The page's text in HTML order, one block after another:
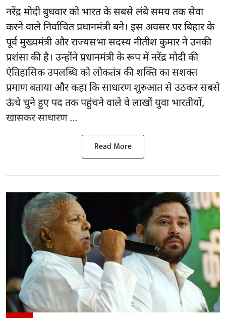
नरेंद्र मोदी बुधवार को भारत के सबसे लंबे समय तक सेवा
करने वाले निर्वाचित प्रधानमंत्री बने। इस अवसर पर बिहार के
पूर्व मुख्यमंत्री और राज्यसभा सदस्य नीतीश कुमार ने उनकी
प्रशंसा की है। उन्होंने प्रधानमंत्री के रूप में नरेंद्र मोदी की
ऐतिहासिक उपलब्धि को लोकतंत्र की शक्ति का सशक्त
प्रमाण बताया और कहा कि साधारण शुरुआत से उठकर सबसे
ऊंचे चुने हुए पद तक पहुंचने वाले वे लाखों युवा भारतीयों,
खासकर साधारण ...
Read More